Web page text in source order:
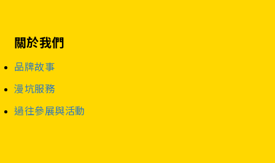
關於我們
品牌故事
漫坑服務
過往參展與活動